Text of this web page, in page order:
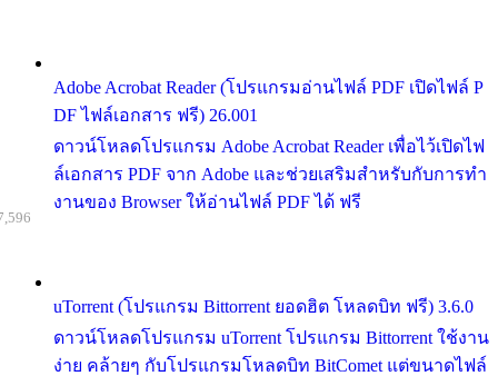
Adobe Acrobat Reader (โปรแกรมอ่านไฟล์ PDF เปิดไฟล์ P
DF ไฟล์เอกสาร ฟรี) 26.001
ดาวน์โหลดโปรแกรม Adobe Acrobat Reader เพื่อไว้เปิดไฟ
ล์เอกสาร PDF จาก Adobe และช่วยเสริมสำหรับกับการทำ
งานของ Browser ให้อ่านไฟล์ PDF ได้ ฟรี
uTorrent (โปรแกรม Bittorrent ยอดฮิต โหลดบิท ฟรี) 3.6.0
ดาวน์โหลดโปรแกรม uTorrent โปรแกรม Bittorrent ใช้งาน
ง่าย คล้ายๆ กับโปรแกรมโหลดบิท BitComet แต่ขนาดไฟล์